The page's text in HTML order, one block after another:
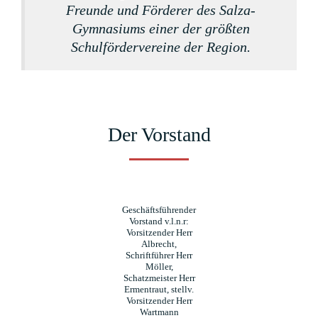
Freunde und Förderer des Salza-
Gymnasiums einer der größten
Schulfördervereine der Region.
Der Vorstand
Geschäftsführender
Vorstand v.l.n.r:
Vorsitzender Herr
Albrecht,
Schriftführer Herr
Möller,
Schatzmeister Herr
Ermentraut, stellv.
Vorsitzender Herr
Wartmann